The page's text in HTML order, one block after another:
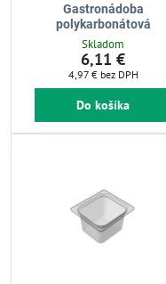
Gastronádoba
polykarbonátová
Skladom
6,11 €
4,97 € bez DPH
Do košíka